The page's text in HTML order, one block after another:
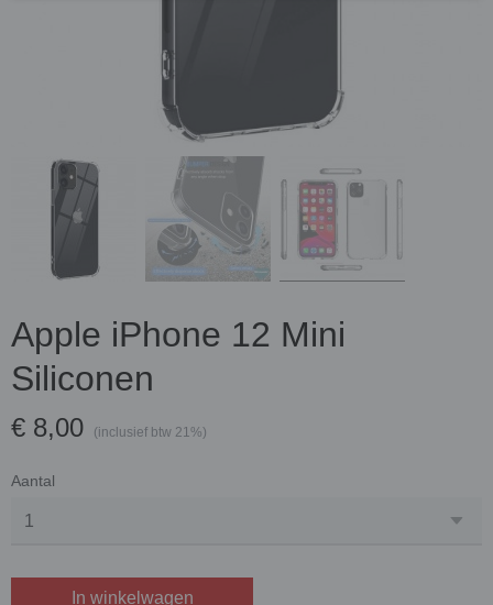
Apple iPhone 12 Mini
Siliconen
€ 8,00 (inclusief btw 21%)
Aantal
In winkelwagen